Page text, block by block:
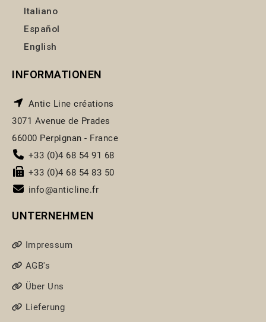
Italiano
Español
English
INFORMATIONEN
Antic Line créations
3071 Avenue de Prades
66000 Perpignan - France
+33 (0)4 68 54 91 68
+33 (0)4 68 54 83 50
info@anticline.fr
UNTERNEHMEN
Impressum
AGB's
Über Uns
Lieferung